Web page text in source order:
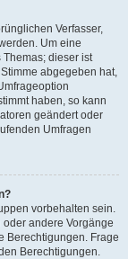
Verfasser,
Um eine
dieser ist
abgegeben hat,
haben, so kann
geändert oder
Umfragen
vorbehalten sein.
andere Vorgänge
Berechtigungen. Frage
Berechtigungen.